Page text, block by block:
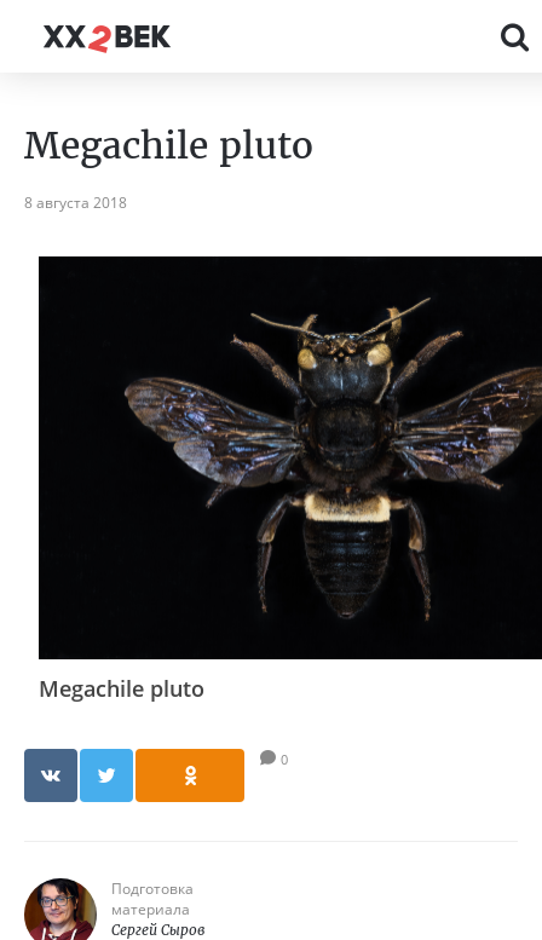
Megachile pluto
8 августа 2018
Megachile pluto
0
Подготовка
материала
Сергей Сыров